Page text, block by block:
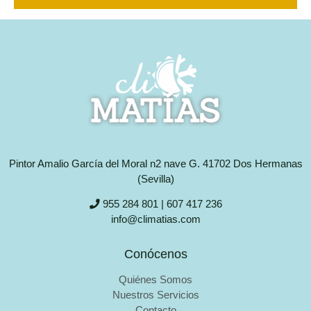
Pintor Amalio García del Moral n2 nave G. 41702 Dos Hermanas
(Sevilla)
955 284 801 | 607 417 236
info@climatias.com
Conócenos
Quiénes Somos
Nuestros Servicios